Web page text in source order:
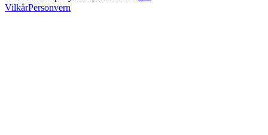
VilkårPersonvern